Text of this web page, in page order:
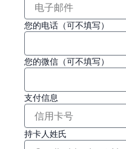
您的电话（可不填写）
您的微信（可不填写）
支付信息
持卡人姓氏